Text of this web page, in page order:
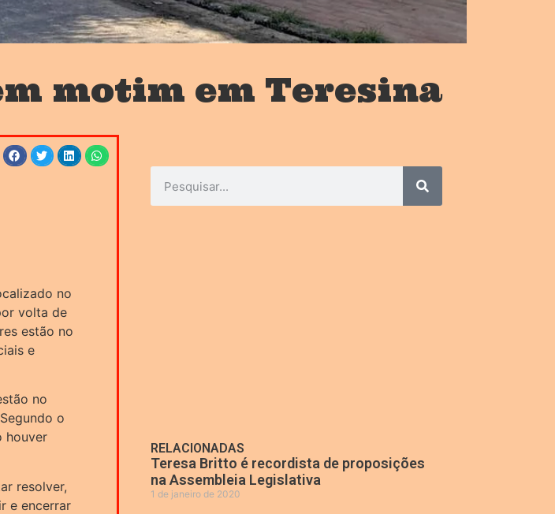
motim em Teresina
no
volta de
estão no
e
no
o
houver
resolver,
e encerrar
RELACIONADAS
Teresa Britto é recordista de proposições
na Assembleia Legislativa
1 de janeiro de 2020